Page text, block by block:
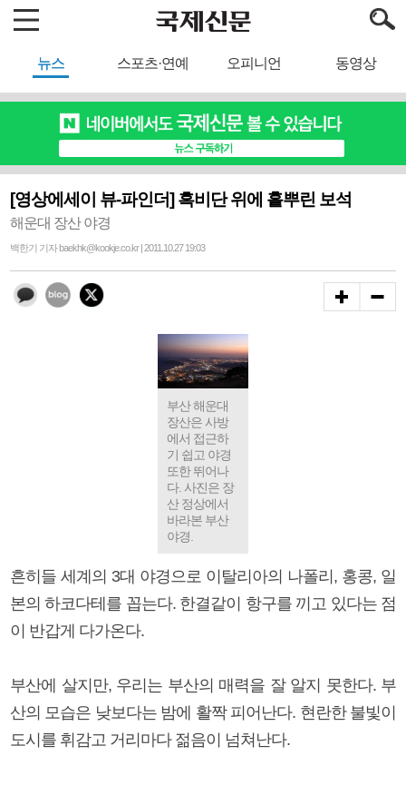
뉴스 스포츠·연예 오피니언 동영상
[영상에세이 뷰-파인더] 흑비단 위에 흩뿌린 보석
해운대 장산 야경
백한기 기자 baekhk@kookje.co.kr | 2011.10.27 19:03
부산 해운대
장산은 사방
에서 접근하
기 쉽고 야경
또한 뛰어나
다. 사진은 장
산 정상에서
바라본 부산
야경.
흔히들 세계의 3대 야경으로 이탈리아의 나폴리, 홍콩, 일
본의 하코다테를 꼽는다. 한결같이 항구를 끼고 있다는 점
이 반갑게 다가온다.
부산에 살지만, 우리는 부산의 매력을 잘 알지 못한다. 부
산의 모습은 낮보다는 밤에 활짝 피어난다. 현란한 불빛이
도시를 휘감고 거리마다 젊음이 넘쳐난다.